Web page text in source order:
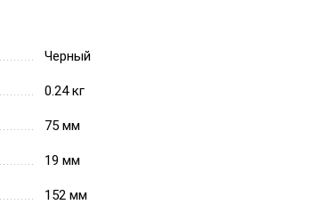
Черный
0.24 кг
75 мм
19 мм
152 мм